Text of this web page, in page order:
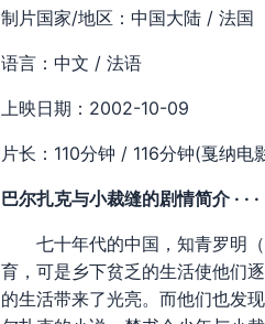
制片国家/地区：中国大陆 / 法国
语言：中文 / 法语
上映日期：2002-10-09
片长：110分钟 / 116分钟(戛纳电
巴尔扎克与小裁缝的剧情简介 · · ·
七十年代的中国，知青罗明（
育，可是乡下贫乏的生活使他们
的生活带来了光亮。而他们也发